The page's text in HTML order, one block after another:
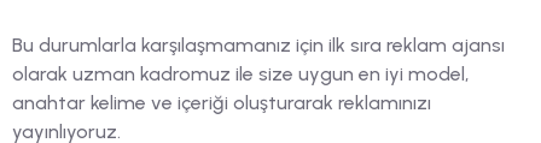
Bu durumlarla karşılaşmamanız için ilk sıra reklam ajansı
olarak uzman kadromuz ile size uygun en iyi model,
anahtar kelime ve içeriği oluşturarak reklamınızı
yayınlıyoruz.